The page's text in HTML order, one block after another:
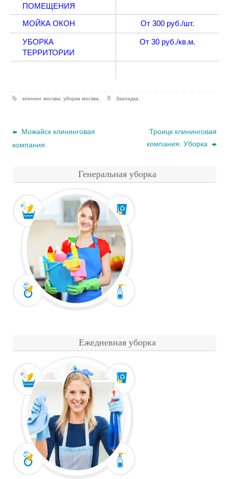
ПОМЕЩЕНИЯ
МОЙКА ОКОН
От 300 руб./шт.
УБОРКА
ТЕРРИТОРИИ
От 30 руб./кв.м.
клининг москва ,уборка москва Закладка
Можайск клининговая
компания.
Троицк клининговая
компания. Уборка
Генеральная уборка
Ежедневная уборка